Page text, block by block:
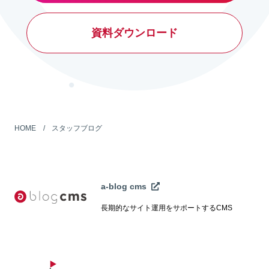
資料ダウンロード
HOME スタッフブログ
a-blog cms
長期的なサイト運用をサポートするCMS